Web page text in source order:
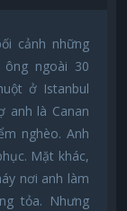
cảnh những
ngoài 30
ở Istanbul
anh là Canan
nghèo. Anh
Mặt khác,
nơi anh làm
tỏa. Nhưng